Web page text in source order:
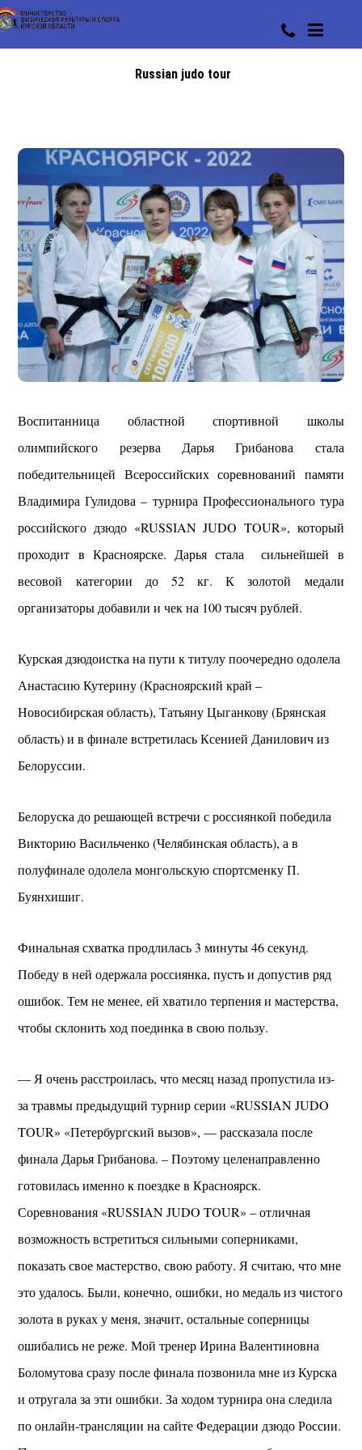
Russian judo tour
Воспитанница областной спортивной школы
олимпийского резерва Дарья Грибанова стала
победительницей Всероссийских соревнований памяти
Владимира Гулидова – турнира Профессионального тура
российского дзюдо «RUSSIAN JUDO TOUR», который
проходит в Красноярске. Дарья стала сильнейшей в
весовой категории до 52 кг. К золотой медали
организаторы добавили и чек на 100 тысяч рублей.
Курская дзюдоистка на пути к титулу поочередно одолела
Анастасию Кутерину (Красноярский край –
Новосибирская область), Татьяну Цыганкову (Брянская
область) и в финале встретилась Ксенией Данилович из
Белоруссии.
Белоруска до решающей встречи с россиянкой победила
Викторию Васильченко (Челябинская область), а в
полуфинале одолела монгольскую спортсменку П.
Буянхишиг.
Финальная схватка продлилась 3 минуты 46 секунд.
Победу в ней одержала россиянка, пусть и допустив ряд
ошибок. Тем не менее, ей хватило терпения и мастерства,
чтобы склонить ход поединка в свою пользу.
— Я очень расстроилась, что месяц назад пропустила из-
за травмы предыдущий турнир серии «RUSSIAN JUDO
TOUR» «Петербургский вызов», — рассказала после
финала Дарья Грибанова. – Поэтому целенаправленно
готовилась именно к поездке в Красноярск.
Соревнования «RUSSIAN JUDO TOUR» – отличная
возможность встретиться сильными соперниками,
показать свое мастерство, свою работу. Я считаю, что мне
это удалось. Были, конечно, ошибки, но медаль из чистого
золота в руках у меня, значит, остальные соперницы
ошибались не реже. Мой тренер Ирина Валентиновна
Боломутова сразу после финала позвонила мне из Курска
и отругала за эти ошибки. За ходом турнира она следила
по онлайн-трансляции на сайте Федерации дзюдо России.